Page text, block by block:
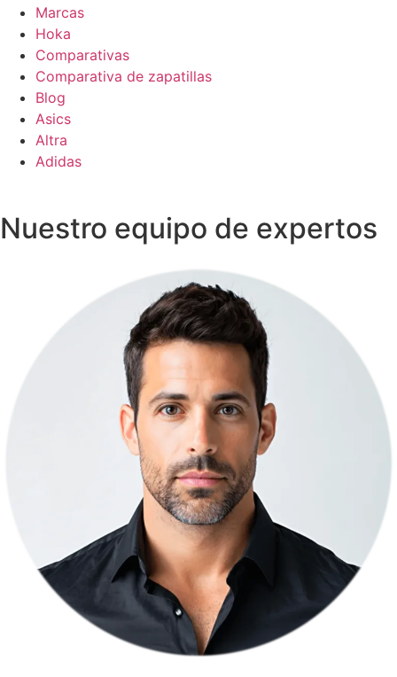
Marcas
Hoka
Comparativas
Comparativa de zapatillas
Blog
Asics
Altra
Adidas
Nuestro equipo de expertos